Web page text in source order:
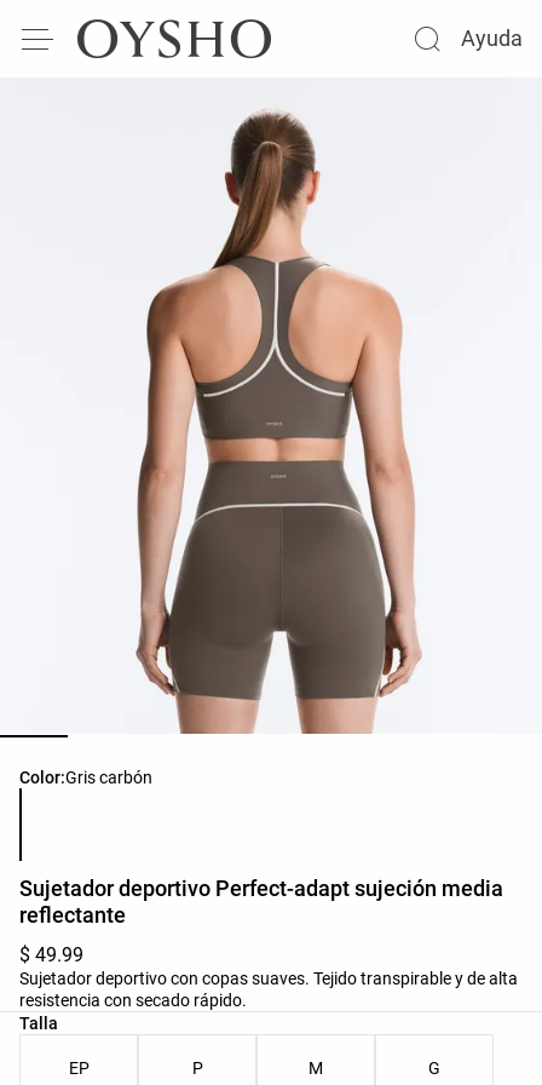
Ayuda
Color:Gris carbón
Lista de colores del producto
Sujetador deportivo Perfect-adapt sujeción media
reflectante
$ 49.99
Sujetador deportivo con copas suaves. Tejido transpirable y de alta
resistencia con secado rápido.
Talla
Lista de tallas del producto
EP P M G